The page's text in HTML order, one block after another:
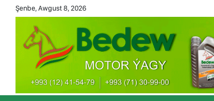
Şenbe, Awgust 8, 2026